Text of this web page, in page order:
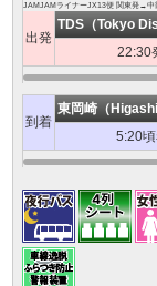
JAMJAMライナーJX13便 関東発→中
出発
TDS（Tokyo
22:30
到着
東岡崎（
5:20